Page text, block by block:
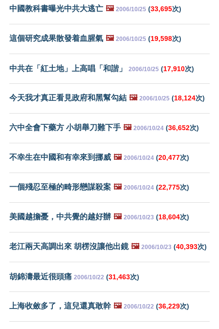
中國教科書曝光中共大逃亡 🖼️ 2006/10/25 (33,695次)
這個研究成果散發着血腥氣 🖼️ 2006/10/25 (19,598次)
中共在「紅土地」上高唱「和諧」 2006/10/25 (17,910次)
今天我才真正看見政府和黑幫勾結 🖼️ 2006/10/25 (18,124次)
六中全會下藥方 小胡舉刀難下手 🖼️ 2006/10/24 (36,652次)
不幸生在中國和有幸來到挪威 🖼️ 2006/10/24 (20,477次)
一個殘忍至極的畸形戀謀殺案 🖼️ 2006/10/24 (22,775次)
美國越擔憂，中共覺的越好辦 🖼️ 2006/10/23 (18,604次)
老江兩天高調出來 胡楞沒讓他出鏡 🖼️ 2006/10/23 (40,393次)
胡錦濤最近很頭痛 2006/10/22 (31,463次)
上海收斂多了，這兒還真敢幹 🖼️ 2006/10/22 (36,229次)